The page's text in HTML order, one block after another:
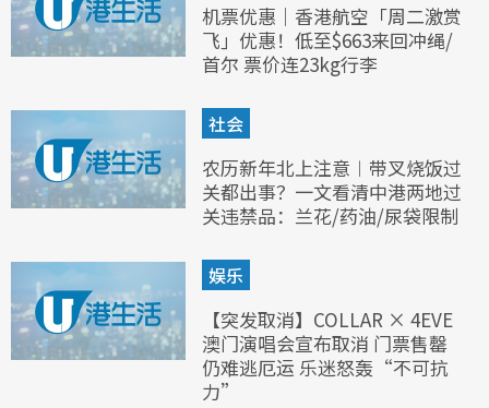
机票优惠｜香港航空「周二激赏
飞」优惠！低至$663来回冲绳/
首尔 票价连23kg行李
社会
农历新年北上注意︱带叉烧饭过
关都出事？一文看清中港两地过
关违禁品：兰花/药油/尿袋限制
娱乐
【突发取消】COLLAR × 4EVE
澳门演唱会宣布取消 门票售罄
仍难逃厄运 乐迷怒轰“不可抗
力”